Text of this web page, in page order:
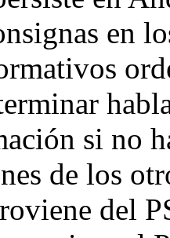
en
si no
de los
del